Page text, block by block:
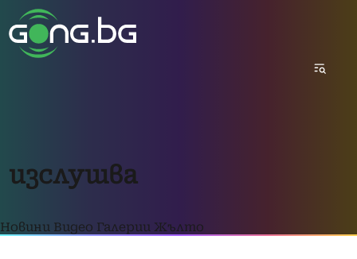
изслушва
Новини Видео Галерии Жълто